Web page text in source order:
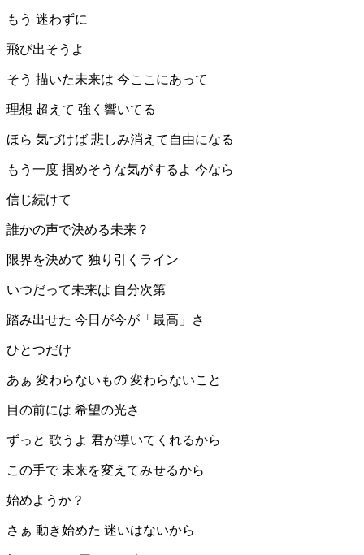
もう 迷わずに
飛び出そうよ
そう 描いた未来は 今ここにあって
理想 超えて 強く響いてる
ほら 気づけば 悲しみ消えて自由になる
もう一度 掴めそうな気がするよ 今なら
信じ続けて
誰かの声で決める未来？
限界を決めて 独り引くライン
いつだって未来は 自分次第
踏み出せた 今日が今が「最高」さ
ひとつだけ
あぁ 変わらないもの 変わらないこと
目の前には 希望の光さ
ずっと 歌うよ 君が導いてくれるから
この手で 未来を変えてみせるから
始めようか？
さぁ 動き始めた 迷いはないから